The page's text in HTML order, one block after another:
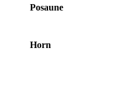
Posaune
Horn